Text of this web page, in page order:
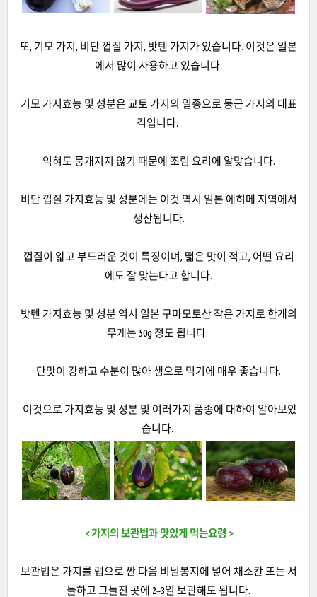
또, 기모 가지, 비단 껍질 가지, 밧텐 가지가 있습니다. 이것은 일본
에서 많이 사용하고 있습니다.
기모 가지효능 및 성분은 교토 가지의 일종으로 둥근 가지의 대표
격입니다.
익혀도 뭉개지지 않기 때문에 조림 요리에 알맞습니다.
비단 껍질 가지효능 및 성분에는 이것 역시 일본 에히메 지역에서
생산됩니다.
껍질이 얇고 부드러운 것이 특징이며, 떫은 맛이 적고, 어떤 요리
에도 잘 맞는다고 합니다.
밧텐 가지효능 및 성분 역시 일본 구마모토산 작은 가지로 한개의
무게는 50g 정도 됩니다.
단맛이 강하고 수분이 많아 생으로 먹기에 매우 좋습니다.
이것으로 가지효능 및 성분 및 여러가지 품종에 대하여 알아보았
습니다.
< 가지의 보관법과 맛있게 먹는요령 >
보관법은 가지를 랩으로 싼 다음 비닐봉지에 넣어 채소칸 또는 서
늘하고 그늘진 곳에 2~3일 보관해도 됩니다.